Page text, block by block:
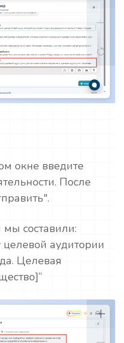
окне введите
После
составили:
аудитории
Целевая